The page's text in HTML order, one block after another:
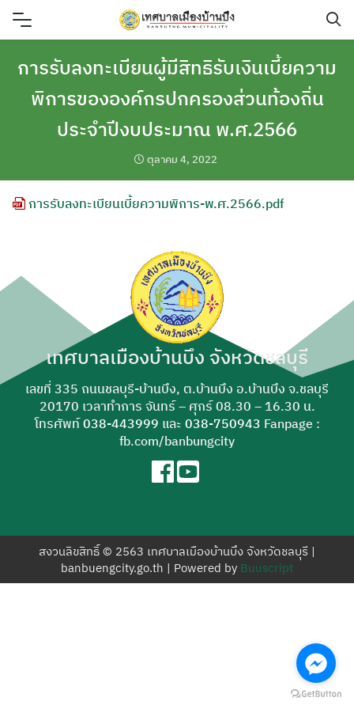
Skip
ค้นหา
สำหรับ:
การรับลงทะเบียนผู้มีสิทธิรับเงินเบี้ยความ
พิการขององค์กรปกครองส่วนท้องถิ่น
ประจำปีงบประมาณ พ.ศ.2566
ตุลาคม 4, 2022
การรับลงทะเบียนเบี้ยความพิการ-พ.ศ.2566.pdf
เทศบาลเมืองบ้านบึง จังหวัดชลบุรี
เลขที่ 335 ถนนชลบุรี-บ้านบึง, ต.บ้านบึง อ.บ้านบึง จ.ชลบุรี
20170 เวลาทำการ จันทร์ – ศุกร์ 08.30 – 16.30 น.
โทรศัพท์038-443999 และ 038-750943 Fanpage :
fb.com/banbungcity
สงวนลิขสิทธิ์ © 2563 เทศบาลเมืองบ้านบึง จังหวัดชลบุรี |
banbuengcity.go.th | Powered by Buuscript